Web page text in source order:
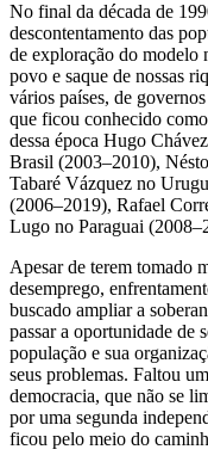
No final da década de
descontentamento das
de exploração do
povo e saque de nossas
vários países, de
que ficou conhecido
dessa época Hugo
Brasil (2003–2010),
Tabaré Vázquez no
(2006–2019), Rafael
Lugo no Paraguai
Apesar de terem tomado
desemprego,
buscado ampliar a
passar a oportunidade de
população e sua
seus problemas. Faltou
democracia, que não se
por uma segunda
ficou pelo meio do